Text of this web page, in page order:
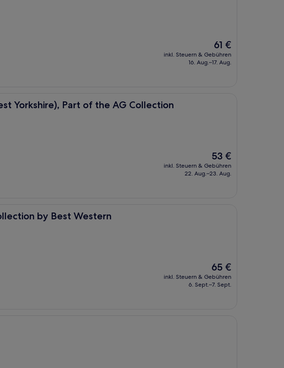
Der
Preis
beträgt
61 €
inkl. Steuern & Gebühren
16. Aug.–17. Aug.
Yorkshire), Part of the AG Collection
Part of the AG Collection
Der
Preis
beträgt
53 €
inkl. Steuern & Gebühren
22. Aug.–23. Aug.
by Best Western
Best Western
Der
Preis
beträgt
65 €
inkl. Steuern & Gebühren
6. Sept.–7. Sept.